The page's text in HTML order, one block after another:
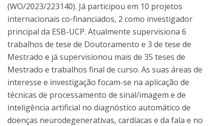
(WO/2023/223140). Já participou em 10 projetos
internacionais co-financiados, 2 como investigador
principal da ESB-UCP. Atualmente supervisiona 6
trabalhos de tese de Doutoramento e 3 de tese de
Mestrado e já supervisionou mais de 35 teses de
Mestrado e trabalhos final de curso. As suas áreas de
interesse e investigação focam-se na aplicação de
técnicas de processamento de sinal/imagem e de
inteligência artificial no diagnóstico automático de
doenças neurodegenerativas, cardíacas e da fala e no